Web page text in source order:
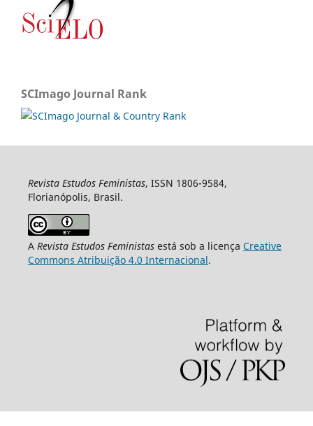
SCImago Journal Rank
Revista Estudos Feministas, ISSN 1806-9584,
Florianópolis, Brasil.
A Revista Estudos Feministasestá sob a licença Creative
Commons Atribuição 4.0 Internacional.